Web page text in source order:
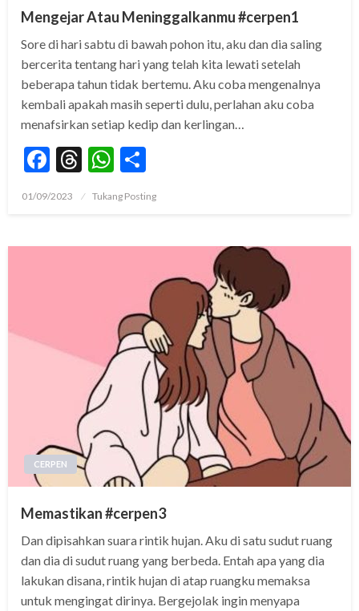
Mengejar Atau Meninggalkanmu #cerpen1
Sore di hari sabtu di bawah pohon itu, aku dan dia saling
bercerita tentang hari yang telah kita lewati setelah
beberapa tahun tidak bertemu. Aku coba mengenalnya
kembali apakah masih seperti dulu, perlahan aku coba
menafsirkan setiap kedip dan kerlingan…
Facebook
Threads
WhatsApp
Posted
01/09/2023 Tukang Posting
CERPEN
Memastikan #cerpen3
Dan dipisahkan suara rintik hujan. Aku di satu sudut ruang
dan dia di sudut ruang yang berbeda. Entah apa yang dia
lakukan disana, rintik hujan di atap ruangku memaksa
untuk mengingat dirinya. Bergejolak ingin menyapa